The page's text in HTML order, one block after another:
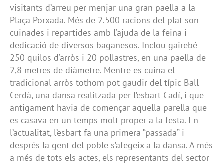
visitants d’arreu per menjar una gran paella a la
Plaça Porxada. Més de 2.500 racions del plat son
cuinades i repartides amb l’ajuda de la feina i
dedicació de diversos baganesos. Inclou gairebé
250 quilos d’arròs i 20 pollastres, en una paella de
2,8 metres de diàmetre. Mentre es cuina el
tradicional arròs tothom pot gaudir del típic Ball
Cerdà, una dansa realitzada per l’esbart Cadí, i que
antigament havia de començar aquella parella que
es casava en un temps molt proper a la festa. En
l’actualitat, l’esbart fa una primera “passada” i
després la gent del poble s’afegeix a la dansa. A més
a més de tots els actes, els representants del sector